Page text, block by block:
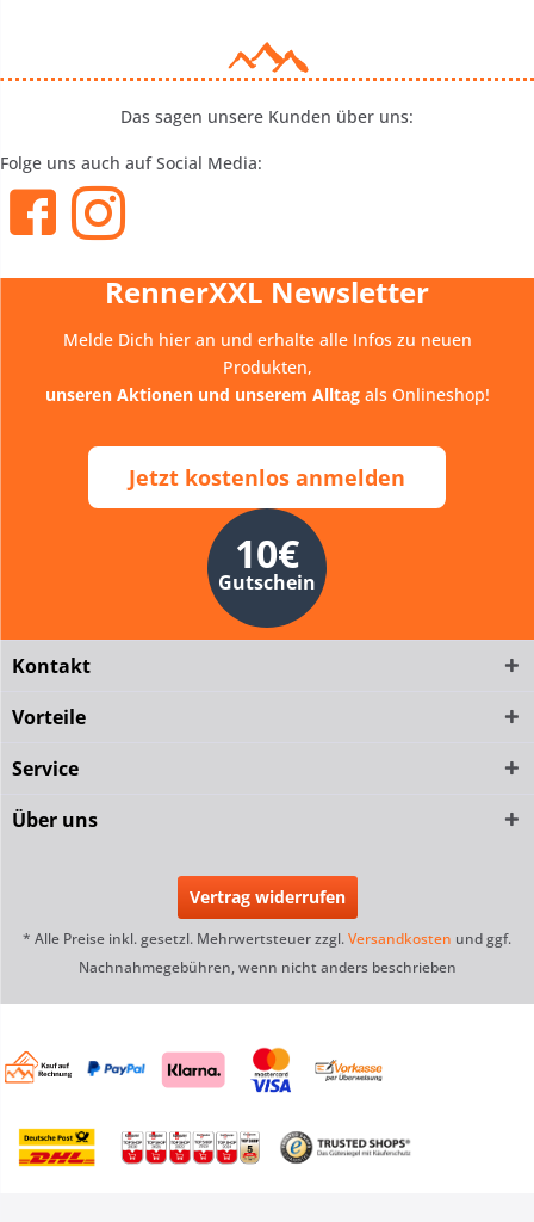
Das sagen unsere Kunden über uns:
Folge uns auch auf Social Media:
RennerXXL Newsletter
Melde Dich hier an und erhalte alle Infos zu neuen
Produkten,
unseren Aktionen und unserem Alltagals Onlineshop!
Jetzt kostenlos anmelden
10€
Gutschein
Kontakt
Vorteile
Service
Über uns
Vertrag widerrufen
* Alle Preise inkl. gesetzl. Mehrwertsteuer zzgl.Versandkosten und ggf.
Nachnahmegebühren, wenn nicht anders beschrieben